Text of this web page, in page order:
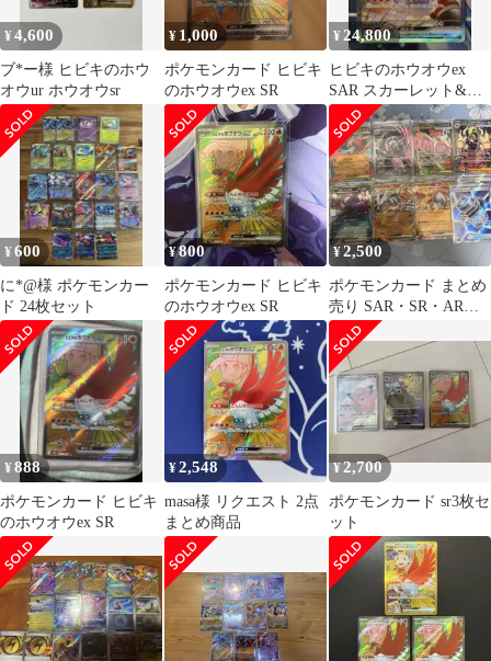
¥4,600
ブ*ー様 ヒビキのホウ
オウur ホウオウsr
¥ 1,000
ポケモンカード ヒビキ
のホウオウex SR
¥ 24,800
ヒビキのホウオウex
SAR スカーレット&バ
イオレット 強化拡張パ
ック 熱風…
¥600
に*@様 ポケモンカー
ド 24枚セット
¥800
ポケモンカード ヒビキ
のホウオウex SR
¥2,500
ポケモンカード まとめ
売り SAR・SR・ARあ
り 美品多数
¥888
ポケモンカード ヒビキ
のホウオウex SR
¥2,548
masa様 リクエスト 2点
まとめ商品
¥2,700
ポケモンカード sr3枚セ
ット